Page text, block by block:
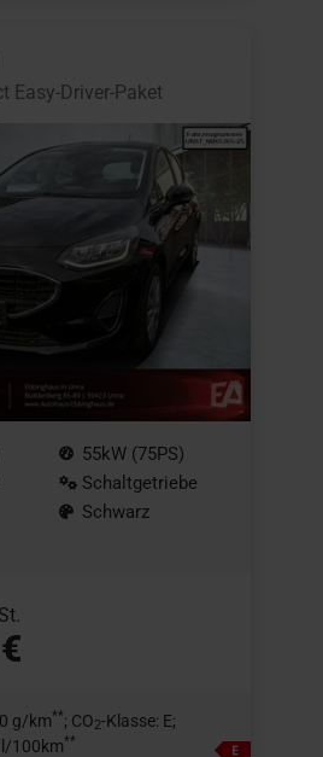
Easy-Driver-Paket
55kW (75PS)
Schaltgetriebe
Schwarz
g/km**; CO2-Klasse: E;
100km**